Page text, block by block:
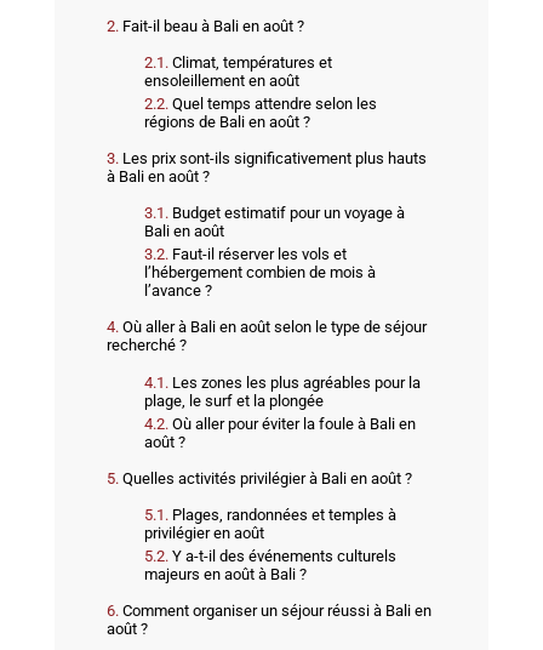
Fait-il beau à Bali en août ?
Climat, températures et
ensoleillement en août
Quel temps attendre selon les
régions de Bali en août ?
Les prix sont-ils significativement plus hauts
à Bali en août ?
Budget estimatif pour un voyage à
Bali en août
Faut-il réserver les vols et
l’hébergement combien de mois à
l’avance ?
Où aller à Bali en août selon le type de séjour
recherché ?
Les zones les plus agréables pour la
plage, le surf et la plongée
Où aller pour éviter la foule à Bali en
août ?
Quelles activités privilégier à Bali en août ?
Plages, randonnées et temples à
privilégier en août
Y a-t-il des événements culturels
majeurs en août à Bali ?
Comment organiser un séjour réussi à Bali en
août ?